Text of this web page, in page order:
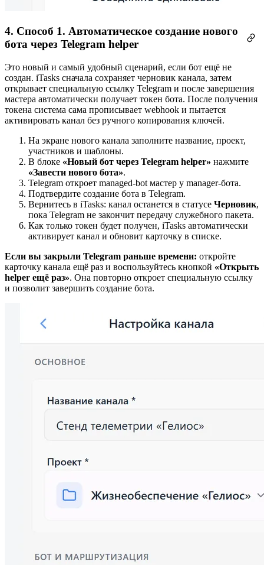
4. Способ 1. Автоматическое создание нового
бота через Telegram helper
Это новый и самый удобный сценарий, если бот ещё не
создан. iTasks сначала сохраняет черновик канала, затем
открывает специальную ссылку Telegram и после завершения
мастера автоматически получает токен бота. После получения
токена система сама прописывает webhook и пытается
активировать канал без ручного копирования ключей.
На экране нового канала заполните название, проект,
участников и шаблоны.
В блоке «Новый бот через Telegram helper» нажмите
«Завести нового бота».
Telegram откроет managed-bot мастер у manager-бота.
Подтвердите создание бота в Telegram.
Вернитесь в iTasks: канал останется в статусе Черновик,
пока Telegram не закончит передачу служебного пакета.
Как только токен будет получен, iTasks автоматически
активирует канал и обновит карточку в списке.
Если вы закрыли Telegram раньше времени: откройте
карточку канала ещё раз и воспользуйтесь кнопкой «Открыть
helper ещё раз». Она повторно откроет специальную ссылку
и позволит завершить создание бота.